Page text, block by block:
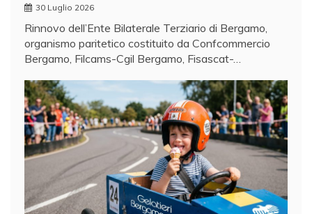
30 Luglio 2026
Rinnovo dell’Ente Bilaterale Terziario di Bergamo,
organismo paritetico costituito da Confcommercio
Bergamo, Filcams-Cgil Bergamo, Fisascat-…